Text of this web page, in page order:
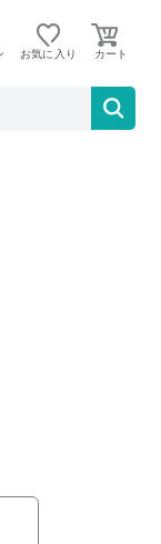
お気に入り
（NET7